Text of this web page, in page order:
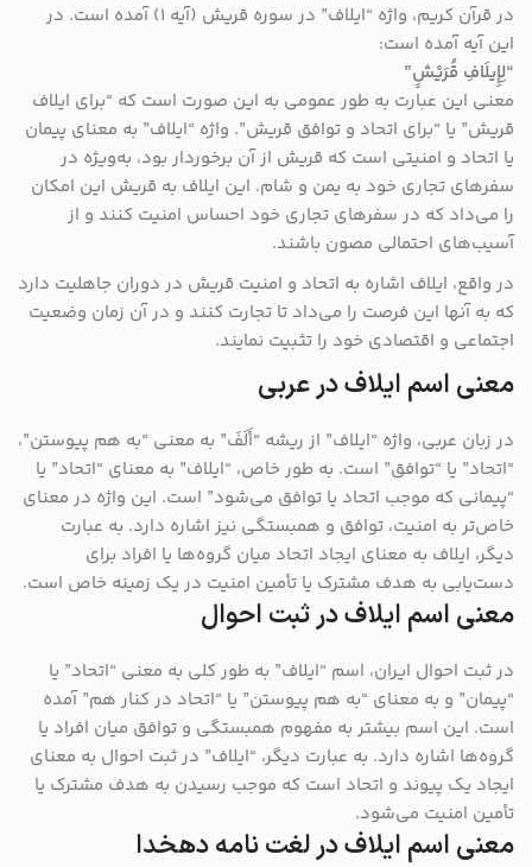
در قرآن کریم، واژه “ایلاف” در سوره قریش (آیه ۱) آمده است. در
این آیه آمده است:
“لِإِیلَافِ قُرَیْشٍ”
معنی این عبارت به طور عمومی به این صورت است که “برای ایلاف
قریش” یا “برای اتحاد و توافق قریش”. واژه “ایلاف” به معنای پیمان
یا اتحاد و امنیتی است که قریش از آن برخوردار بود، به‌ویژه در
سفرهای تجاری خود به یمن و شام. این ایلاف به قریش این امکان
را می‌داد که در سفرهای تجاری خود احساس امنیت کنند و از
آسیب‌های احتمالی مصون باشند.
در واقع، ایلاف اشاره به اتحاد و امنیت قریش در دوران جاهلیت دارد
که به آنها این فرصت را می‌داد تا تجارت کنند و در آن زمان وضعیت
اجتماعی و اقتصادی خود را تثبیت نمایند.
معنی اسم ایلاف در عربی
در زبان عربی، واژه “ایلاف” از ریشه “أَلَفَ” به معنی “به هم پیوستن”،
“اتحاد” یا “توافق” است. به طور خاص، “ایلاف” به معنای “اتحاد” یا
“پیمانی که موجب اتحاد یا توافق می‌شود” است. این واژه در معنای
خاص‌تر به امنیت، توافق و همبستگی نیز اشاره دارد. به عبارت
دیگر، ایلاف به معنای ایجاد اتحاد میان گروه‌ها یا افراد برای
دست‌یابی به هدف مشترک یا تأمین امنیت در یک زمینه خاص است.
معنی اسم ایلاف در ثبت احوال
در ثبت احوال ایران، اسم “ایلاف” به طور کلی به معنی “اتحاد” یا
“پیمان” و به معنای “به هم پیوستن” یا “اتحاد در کنار هم” آمده
است. این اسم بیشتر به مفهوم همبستگی و توافق میان افراد یا
گروه‌ها اشاره دارد. به عبارت دیگر، “ایلاف” در ثبت احوال به معنای
ایجاد یک پیوند و اتحاد است که موجب رسیدن به هدف مشترک یا
تأمین امنیت می‌شود.
معنی اسم ایلاف در لغت نامه دهخدا